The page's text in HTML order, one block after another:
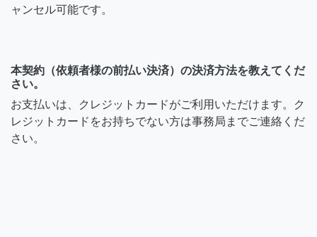
ャンセル可能です。
本契約（依頼者様の前払い決済）の決済方法を教えてくだ
さい。
お支払いは、クレジットカードがご利用いただけます。ク
レジットカードをお持ちでない方は事務局までご連絡くだ
さい。